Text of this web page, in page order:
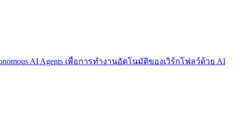
AI Agents เพื่อการทำงานอัตโนมัติของเวิร์กโฟลว์ด้วย AI